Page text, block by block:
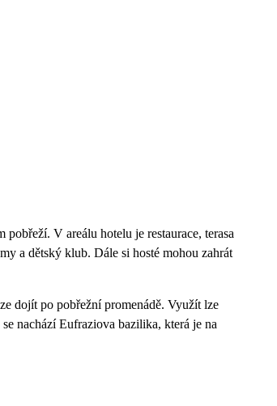
V areálu hotelu je restaurace, terasa
a dětský klub. Dále si hosté mohou zahrát
dojít po pobřežní promenádě. Využít lze
nachází Eufraziova bazilika, která je na